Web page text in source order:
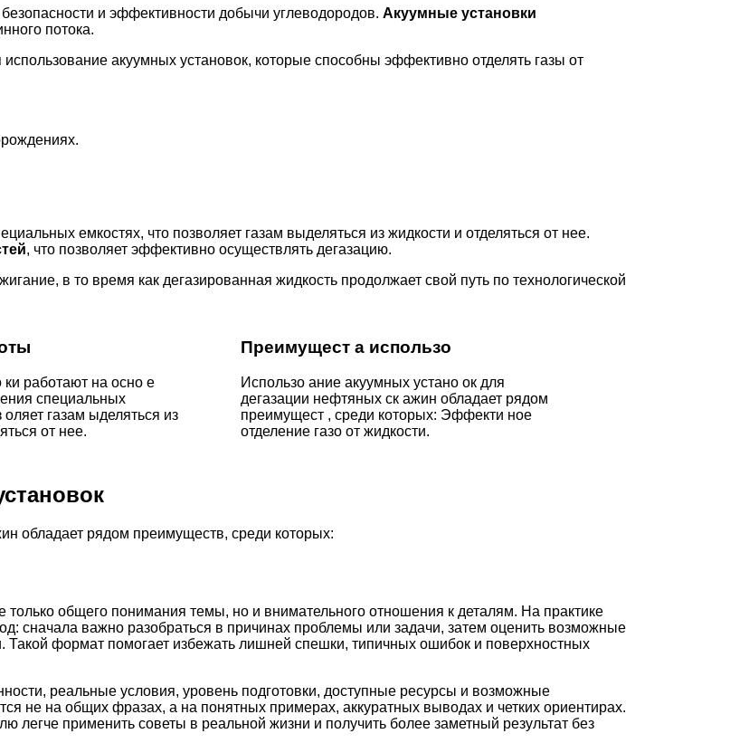
и эффективности добычи углеводородов. Акуумные установки
потока.
акуумных установок, которые способны эффективно отделять газы от
емкостях, что позволяет газам выделяться из жидкости и отделяться от нее.
, что позволяет эффективно осуществлять дегазацию.
в то время как дегазированная жидкость продолжает свой путь по технологической
работают на осно е
специальных
оляет газам ыделяться из
от нее.
Преимущест а использо
Использо ание акуумных устано ок для
дегазации нефтяных ск ажин обладает рядом
преимущест , среди которых: Эффекти ное
отделение газо от жидкости.
обладает рядом преимуществ, среди которых:
только общего понимания темы, но и внимательного отношения к деталям. На практике
сначала важно разобраться в причинах проблемы или задачи, затем оценить возможные
Такой формат помогает избежать лишней спешки, типичных ошибок и поверхностных
реальные условия, уровень подготовки, доступные ресурсы и возможные
не на общих фразах, а на понятных примерах, аккуратных выводах и четких ориентирах.
легче применить советы в реальной жизни и получить более заметный результат без